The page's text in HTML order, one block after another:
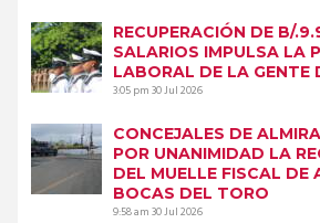
RECUPERACIÓN DE B/
SALARIOS IMPULSA LA
LABORAL DE LA GENTE
3:05 pm30 Jul 2026
CONCEJALES DE
POR UNANIMIDAD LA
DEL MUELLE FISCAL DE
BOCAS DEL TORO
9:58 am30 Jul 2026